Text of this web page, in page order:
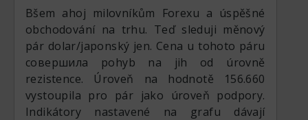
Вšem ahoj milovníkům Forexu a úspěšné
obchodování na trhu. Teď sleduji měnový
pár dolar/japonský jen. Cena u tohoto páru
совершила pohyb na jih od úrovně
rezistence. Úroveň na hodnotě 156.660
vystoupila pro pár jako úroveň podpory.
Indikátory nastavené na grafu dávají